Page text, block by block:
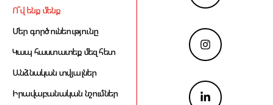
Ո՞վ ենք մենք
Մեր գործունեությունը
Կապ հաստատեք մեզ հետ
Անձնական տվյալներ
Իրավաբանական նշումներ